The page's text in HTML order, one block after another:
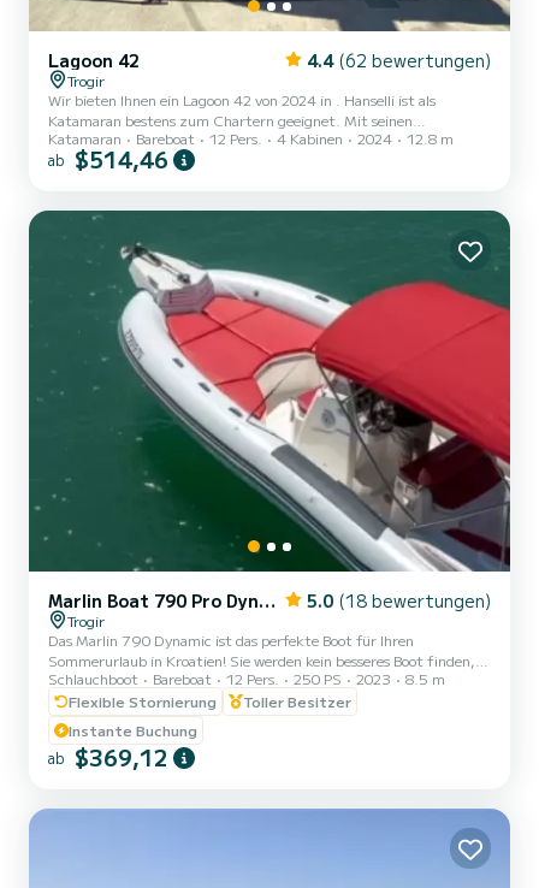
Lagoon 42 4.4 (62 bewertungen)
Trogir
Wir bieten Ihnen ein Lagoon 42 von 2024 in . Hanselli ist als
Katamaran bestens zum Chartern geeignet. Mit seinen
angenehmen Fahreigenschaften eignet sich dieses Schiff ideal für
einen Törn von einer Woche und mehr. Das Boot verfügt über 4
idealer Begleiter für einen unvergesslichen Bootsurlaub in der
Katamaran Bareboat 12 Pers. 4 Kabinen 2024 12.8 m
ab $514,46
Marlin Boat 790 Pro Dynamic 5.0 (18 bewertungen)
Trogir
Das Marlin 790 Dynamic ist das perfekte Boot für Ihren
Sommerurlaub in Kroatien! Sie werden kein besseres Boot finden,
um all die schönen und verborgenen Schätze der Adria zu
erkunden. Das Marlin 790 ist ein geräumiges, modernes und
stabiles Schlauchboot, perfekt zum Inselhopping. Das Marlin 790
Dynamic bietet Platz für bis zu 12 Personen (11 + Skipper) und ist
daher perfekt für eine Gruppe von Freunden oder eine Familie, die
Schlauchboot Bareboat 12 Pers. 250 PS 2023
8.5 m
Flexible Stornierung
Toller Besitzer
Instante Buchung
ab $369,12